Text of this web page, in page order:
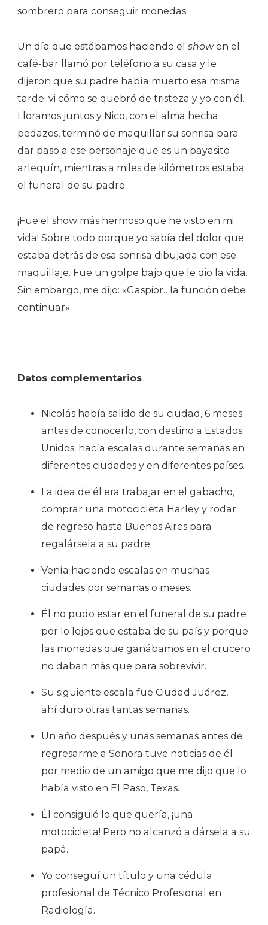
sombrero para conseguir monedas.
Un día que estábamos haciendo el showen el
café-bar llamó por teléfono a su casa y le
dijeron que su padre había muerto esa misma
tarde; vi cómo se quebró de tristeza y yo con él.
Lloramos juntos y Nico, con el alma hecha
pedazos, terminó de maquillar su sonrisa para
dar paso a ese personaje que es un payasito
arlequín, mientras a miles de kilómetros estaba
el funeral de su padre.
¡Fue el show más hermoso que he visto en mi
vida! Sobre todo porque yo sabía del dolor que
estaba detrás de esa sonrisa dibujada con ese
maquillaje. Fue un golpe bajo que le dio la vida.
Sin embargo, me dijo: «Gaspior…la función debe
continuar».
Datos complementarios
Nicolás había salido de su ciudad, 6 meses
antes de conocerlo, con destino a Estados
Unidos; hacía escalas durante semanas en
diferentes ciudades y en diferentes países.
La idea de él era trabajar en el gabacho,
comprar una motocicleta Harley y rodar
de regreso hasta Buenos Aires para
regalársela a su padre.
Venía haciendo escalas en muchas
ciudades por semanas o meses.
Él no pudo estar en el funeral de su padre
por lo lejos que estaba de su país y porque
las monedas que ganábamos en el crucero
no daban más que para sobrevivir.
Su siguiente escala fue Ciudad Juárez,
ahí duro otras tantas semanas.
Un año después y unas semanas antes de
regresarme a Sonora tuve noticias de él
por medio de un amigo que me dijo que lo
había visto en El Paso, Texas.
Él consiguió lo que quería, ¡una
motocicleta! Pero no alcanzó a dársela a su
papá.
Yo conseguí un título y una cédula
profesional de Técnico Profesional en
Radiología.